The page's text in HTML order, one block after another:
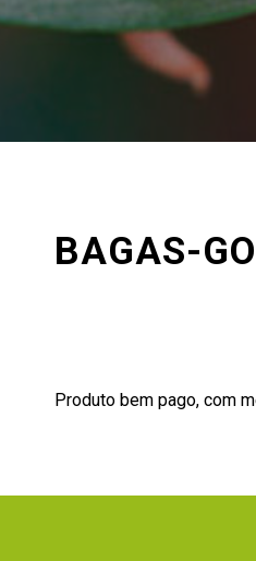
BAGAS-
Produto bem pago, com